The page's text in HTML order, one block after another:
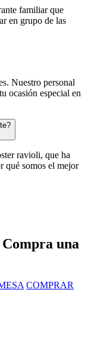
familiar que
en grupo de las
Nuestro personal
ocasión especial en
ravioli, que ha
qué somos el mejor
una
COMPRAR